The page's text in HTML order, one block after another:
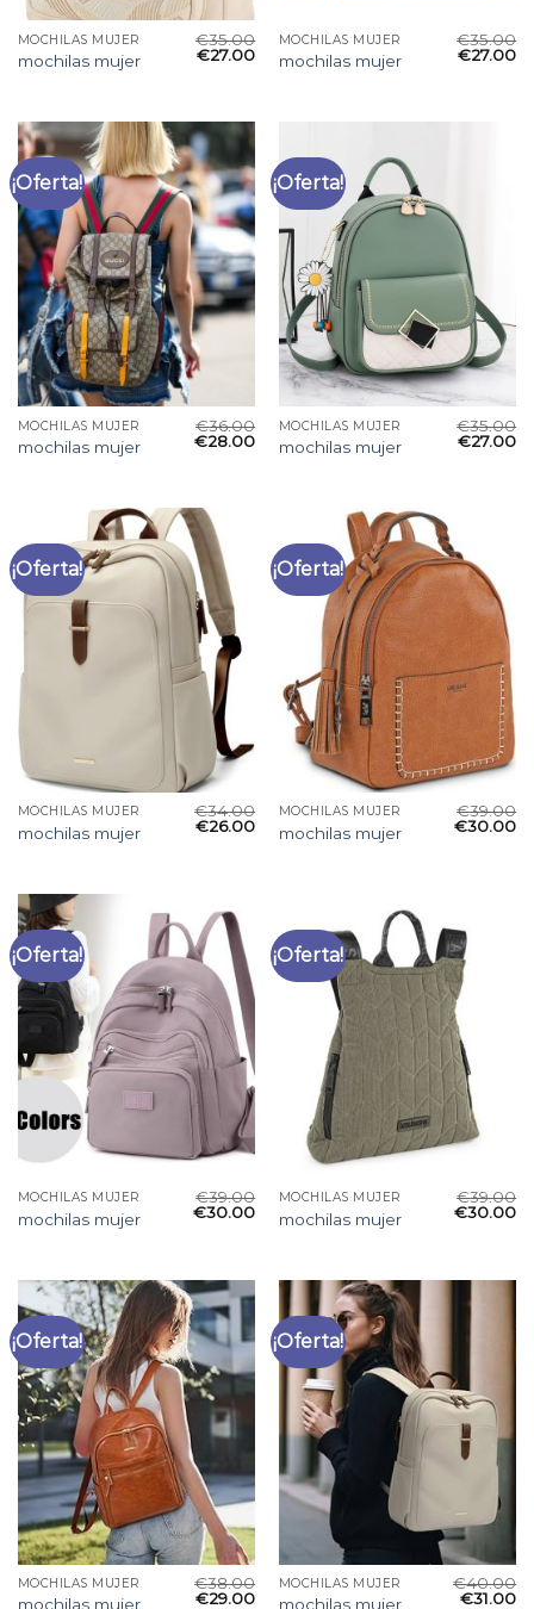
MOCHILAS MUJER
mochilas mujer
€35.00
€27.00
MOCHILAS MUJER
mochilas mujer
€35.00
€27.00
¡Oferta!
MOCHILAS MUJER
mochilas mujer
€36.00
€28.00
¡Oferta!
MOCHILAS MUJER
mochilas mujer
€35.00
€27.00
¡Oferta!
MOCHILAS MUJER
mochilas mujer
€34.00
€26.00
¡Oferta!
MOCHILAS MUJER
mochilas mujer
€39.00
€30.00
¡Oferta!
MOCHILAS MUJER
mochilas mujer
€39.00
€30.00
¡Oferta!
MOCHILAS MUJER
mochilas mujer
€39.00
€30.00
¡Oferta!
MOCHILAS MUJER
mochilas mujer
€38.00
€29.00
¡Oferta!
MOCHILAS MUJER
mochilas mujer
€40.00
€31.00